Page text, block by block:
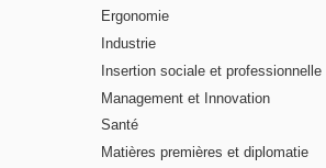
Ergonomie
Industrie
Insertion sociale et professionnelle
Management et Innovation
Santé
Matières premières et diplomatie